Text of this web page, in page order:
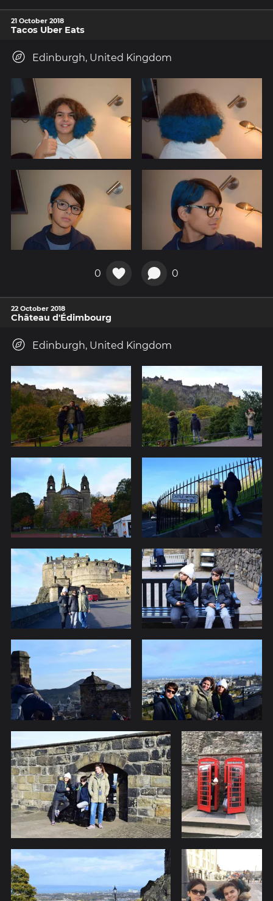
21 October 2018
Tacos Uber Eats
Edinburgh, United Kingdom
0 0
22 October 2018
Château d'Édimbourg
Edinburgh, United Kingdom